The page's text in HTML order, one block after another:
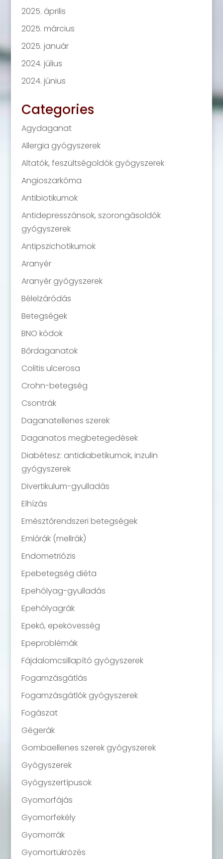
2025. április
2025. március
2025. január
2024. július
2024. június
Categories
Agydaganat
Allergia gyógyszerek
Altatók, feszültségoldók gyógyszerek
Angioszarkóma
Antibiotikumok
Antidepresszánsok, szorongásoldók
gyógyszerek
Antipszichotikumok
Aranyér
Aranyér gyógyszerek
Bélelzáródás
Betegségek
BNO kódok
Bőrdaganatok
Colitis ulcerosa
Crohn-betegség
Csontrák
Daganatellenes szerek
Daganatos megbetegedések
Diabétesz: antidiabetikumok, inzulin
gyógyszerek
Divertikulum-gyulladás
Elhízás
Emésztőrendszeri betegségek
Emlőrák (mellrák)
Endometriózis
Epebetegség diéta
Epehólyag-gyulladás
Epehólyagrák
Epekő, epekövesség
Epeproblémák
Fájdalomcsillapító gyógyszerek
Fogamzásgátlás
Fogamzásgátlók gyógyszerek
Fogászat
Gégerák
Gombaellenes szerek gyógyszerek
Gyógyszerek
Gyógyszertípusok
Gyomorfájás
Gyomorfekély
Gyomorrák
Gyomortükrözés